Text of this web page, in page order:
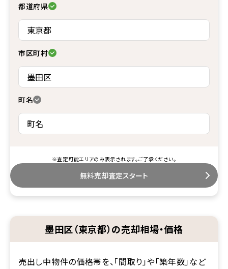
都道府県
市区町村
町名
※査定可能エリアのみ表示されます。ご了承ください。
無料売却査定スタート
墨田区（東京都）の売却相場・価格
売出し中物件の価格帯を、「間取り」や「築年数」など